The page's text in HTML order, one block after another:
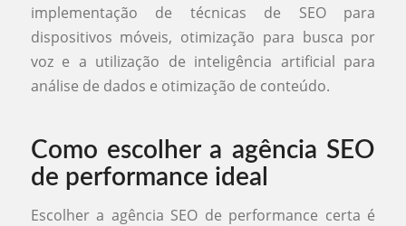
implementação de técnicas de SEO para
dispositivos móveis, otimização para busca por
voz e a utilização de inteligência artificial para
análise de dados e otimização de conteúdo.
Como escolher a agência SEO
de performance ideal
Escolher a agência SEO de performance certa é